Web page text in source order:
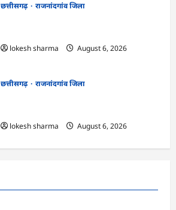
छत्तीसगढ़
राजनांदगांव जिला
lokesh sharma
August 6, 2026
छत्तीसगढ़
राजनांदगांव जिला
lokesh sharma
August 6, 2026